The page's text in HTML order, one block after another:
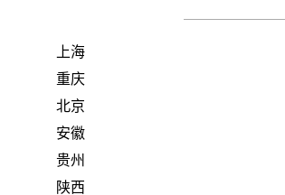
上海
重庆
北京
安徽
贵州
陕西